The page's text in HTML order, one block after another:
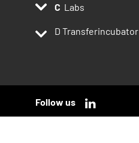
Labs
D Transferincubator
Follow us